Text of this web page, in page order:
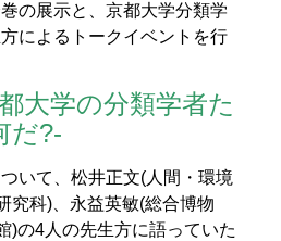
の展示と、京都大学分類学
によるトークイベントを行
大学の分類学者た
だ?-
いて、松井正文(人間・環境
究科)、永益英敏(総合博物
)の4人の先生方に語っていた